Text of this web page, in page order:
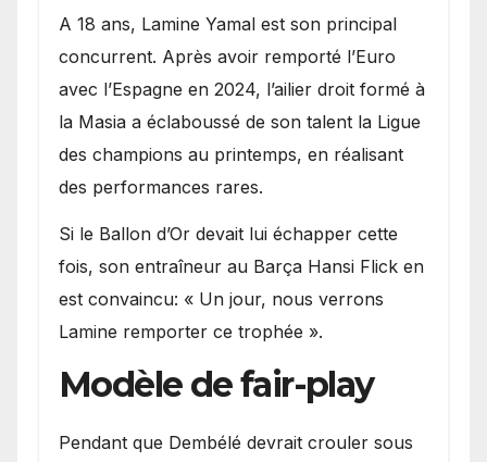
A 18 ans, Lamine Yamal est son principal
concurrent. Après avoir remporté l’Euro
avec l’Espagne en 2024, l’ailier droit formé à
la Masia a éclaboussé de son talent la Ligue
des champions au printemps, en réalisant
des performances rares.
Si le Ballon d’Or devait lui échapper cette
fois, son entraîneur au Barça Hansi Flick en
est convaincu: « Un jour, nous verrons
Lamine remporter ce trophée ».
Modèle de fair-play
Pendant que Dembélé devrait crouler sous